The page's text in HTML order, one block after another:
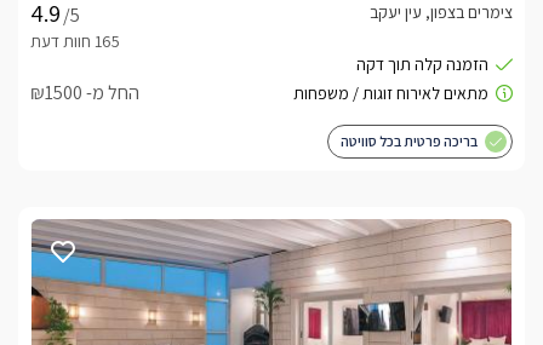
/5
צימרים בצפון, עין יעקב
החל מ- ₪1500
בריכה פרטית בכל סוויטה